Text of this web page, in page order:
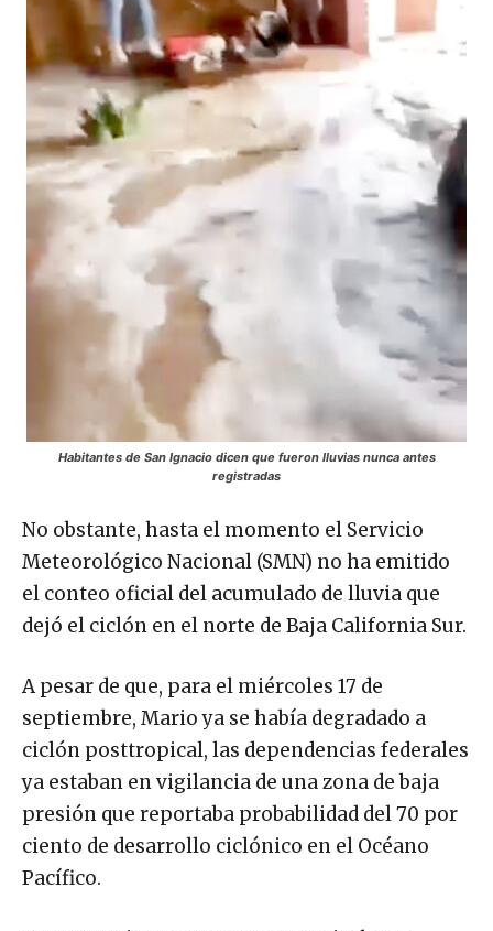
Habitantes de San Ignacio dicen que fueron lluvias nunca antes
registradas
No obstante, hasta el momento el Servicio
Meteorológico Nacional (SMN) no ha emitido
el conteo oficial del acumulado de lluvia que
dejó el ciclón en el norte de Baja California Sur.
A pesar de que, para el miércoles 17 de
septiembre, Mario ya se había degradado a
ciclón posttropical, las dependencias federales
ya estaban en vigilancia de una zona de baja
presión que reportaba probabilidad del 70 por
ciento de desarrollo ciclónico en el Océano
Pacífico.